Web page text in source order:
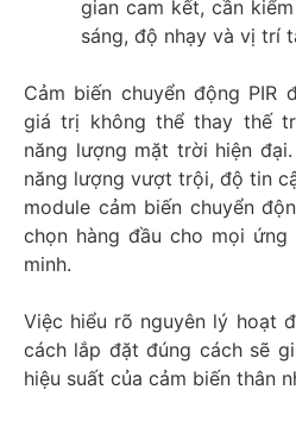
gian cam kết, cần
sáng, độ nhạy và vị trí
Cảm biến chuyển động PIR
giá trị không thể thay thế
năng lượng mặt trời hiện
năng lượng vượt trội, độ tin
module cảm biến chuyển
chọn hàng đầu cho mọi ứng
minh.
Việc hiểu rõ nguyên lý hoạt
cách lắp đặt đúng cách sẽ
hiệu suất của cảm biến thân